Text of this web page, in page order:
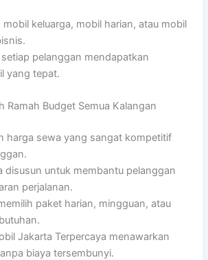
keluarga, mobil harian, atau mobil
pelanggan mendapatkan
yang tepat.
Ramah Budget Semua Kalangan
harga sewa yang sangat kompetitif
disusun untuk membantu pelanggan
perjalanan.
paket harian, mingguan, atau
Jakarta Terpercaya menawarkan
biaya tersembunyi.